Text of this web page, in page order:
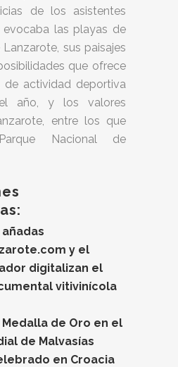
de los asistentes
evocaba las playas de
sus paisajes
que ofrece
de actividad deportiva
año, y los valores
entre los que
Nacional de
y el
digitalizan el
vitivinícola
Medalla de Oro en el
de Malvasías
en Croacia